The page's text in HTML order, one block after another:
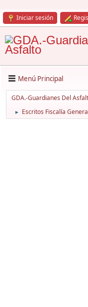
Iniciar sesión
Menú Principal
GDA.-Guardianes Del
► Escritos Fiscalía